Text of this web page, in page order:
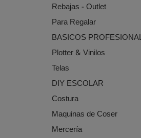
Rebajas - Outlet
Para Regalar
BASICOS
Plotter & Vinilos
Telas
DIY ESCOLAR
Costura
Maquinas de Coser
Mercería